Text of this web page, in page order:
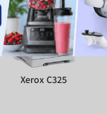
Xerox C325